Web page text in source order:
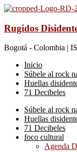
Rugidos
Bogotá - Colombia |
Inicio
Súbele al rock
Huellas
71 Decibeles
Súbele al rock
Huellas
71 Decibeles
foco cultural
Agenda